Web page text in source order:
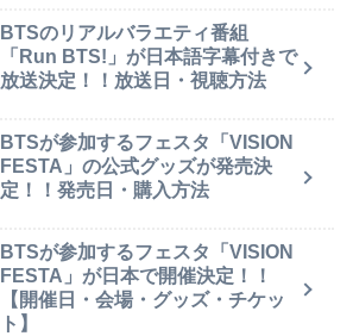
BTSのリアルバラエティ番組
「Run BTS!」が日本語字幕付きで
放送決定！！放送日・視聴方法
BTSが参加するフェスタ「VISION
FESTA」の公式グッズが発売決
定！！発売日・購入方法
BTSが参加するフェスタ「VISION
FESTA」が日本で開催決定！！
【開催日・会場・グッズ・チケッ
ト】